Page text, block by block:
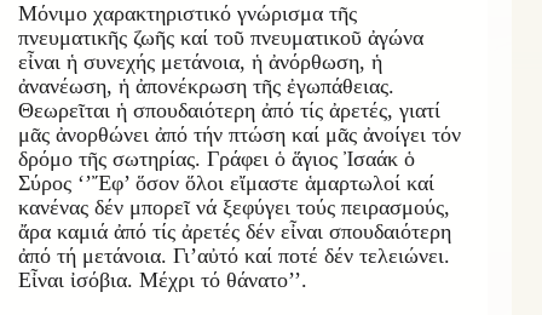
Μόνιμο χαρακτηριστικό γνώρισμα τῆς
πνευματικῆς ζωῆς καί τοῦ πνευματικοῦ ἀγώνα
εἶναι ἡ συνεχής μετάνοια, ἡ ἀνόρθωση, ἡ
ἀνανέωση, ἡ ἀπονέκρωση τῆς ἐγωπάθειας.
Θεωρεῖται ἡ σπουδαιότερη ἀπό τίς ἀρετές, γιατί
μᾶς ἀνορθώνει ἀπό τήν πτώση καί μᾶς ἀνοίγει τόν
δρόμο τῆς σωτηρίας. Γράφει ὁ ἅγιος Ἰσαάκ ὁ
Σύρος ‘’Ἔφ’ ὅσον ὅλοι εἴμαστε ἁμαρτωλοί καί
κανένας δέν μπορεῖ νά ξεφύγει τούς πειρασμούς,
ἄρα καμιά ἀπό τίς ἀρετές δέν εἶναι σπουδαιότερη
ἀπό τή μετάνοια. Γι’αὐτό καί ποτέ δέν τελειώνει.
Εἶναι ἰσόβια. Μέχρι τό θάνατο’’.